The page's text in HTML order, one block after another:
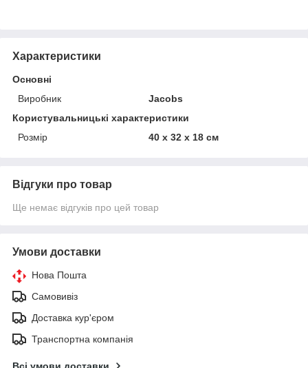
Характеристики
Основні
Виробник
Jacobs
Користувальницькі характеристики
Розмір
40 х 32 х 18 см
Відгуки про товар
Ще немає відгуків про цей товар
Умови доставки
Нова Пошта
Самовивіз
Доставка кур'єром
Транспортна компанія
Всі умови доставки